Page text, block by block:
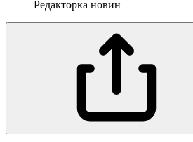
Редакторка новин